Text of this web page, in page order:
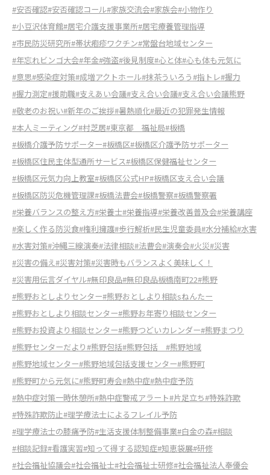
#安否確認#安否確認コール#家族交流会#家族会#小物作り
#小豆沢体育館#居宅介護支援事業所#居宅療養管理指導
#市民防災研究所#帯状疱疹ワクチン#常盤台地域センター
#年忘れビンゴ大会#年金#強盗#後見制度#心と体#心も体も元気に
#意思#感染症対策#成増アクトホール#抹茶ういろう#指トレ#握力
#握力測定#援助職#支えあい会議#支え合い会議#支え合い会議熊野
#敬老のお祝い#新年のご挨拶#暑熱順化#最近の犯罪発生情報
#本人ミーティング#村芝居#東京都 福祉局#板橋
#板橋介護予防サポーター#板橋区#板橋区介護予防サポーター
#板橋区住民主体型通所サービス#板橋区保健福祉センター
#板橋区元気力向上教室#板橋区公式HP#板橋区支え合い会議
#板橋区防災危機管理課#板橋法曹会#板橋警察#板橋警察署
#栄養バランスの整え方#栄養士#栄養指導#栄養改善普及会#栄養講座
#楽しく作る防災食#権利擁護#歩行解析#民生児童委員#水分補給#水害
#水害対策#沖縄三線演奏#法律相談#法曹会#演奏会#火災#災害
#災害の備え #災害対策#災害時もバランスよく美味しく！
#災害用伝言ダイヤル#無印良品#無印良品板橋南町22#熊野
#熊野おとしよりセンター#熊野おとしより相談sねんたー
#熊野おとしより相談センター#熊野お年寄り相談センター
#熊野お投資より相談センター#熊野つどいカレンダー#熊野まつり
#熊野センターだより#熊野包括#熊野包括 #熊野地域
#熊野地域センター#熊野地域包括支援センター#熊野町
#熊野町から元気に#熊野町寿会#熱中症#熱中症予防
#熱中症対策一時休憩所#熱中症警戒アラート#片足立ち#特殊詐欺
#特殊詐欺防止#理学療法士によるフレイル予防
#理学療法士の膝痛予防#生活支援体制整備事業#白金の森#相談
#相談記録#看護実習#知って得する認知症#知恵袋展#研修
#社会福祉協議会#社会福祉士#社会福祉士研修#社会福祉法人奉優会